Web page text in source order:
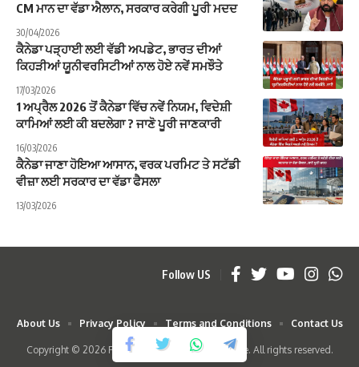
CM ਮਾਨ ਦਾ ਵੱਡਾ ਐਲਾਨ, ਸਰਕਾਰ ਕਰੇਗੀ ਪੂਰੀ ਮਦਦ
30/04/2026
ਕੈਨੇਡਾ ਪੜ੍ਹਾਈ ਲਈ ਵੱਡੀ ਅਪਡੇਟ, ਭਾਰਤ ਦੀਆਂ
ਕਿਹੜੀਆਂ ਯੂਨੀਵਰਸਿਟੀਆਂ ਨਾਲ ਹੋਏ ਨਵੇਂ ਸਮਝੌਤੇ
17/03/2026
1 ਅਪ੍ਰੈਲ 2026 ਤੋਂ ਕੈਨੇਡਾ ਵਿੱਚ ਨਵੇਂ ਨਿਯਮ, ਵਿਦੇਸ਼ੀ
ਕਾਮਿਆਂ ਲਈ ਕੀ ਬਦਲੇਗਾ ? ਜਾਣੋ ਪੂਰੀ ਜਾਣਕਾਰੀ
16/03/2026
ਕੈਨੇਡਾ ਜਾਣਾ ਹੋਇਆ ਆਸਾਨ, ਵਰਕ ਪਰਮਿਟ ਤੇ ਸਟੱਡੀ
ਵੀਜ਼ਾ ਲਈ ਸਰਕਾਰ ਦਾ ਵੱਡਾ ਫੈਸਲਾ
13/03/2026
Follow US
Copyright © 2026 Punjab Mode News & Magazine. All rights reserved.
About Us Privacy Policy Terms and Conditions Contact Us